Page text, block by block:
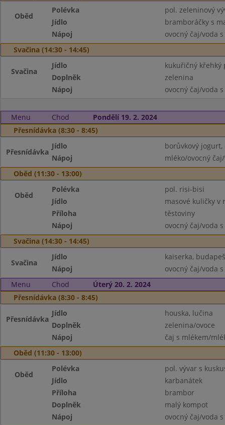
Oběd
Polévka
pol. zeleninový
Jídlo
bramboráčky s
Nápoj
ovocný čaj/voda
Svačina (14:30 - 14:45)
Svačina
Jídlo
kukuřičný křehký
Doplněk
zelenina
Nápoj
ovocný čaj/voda
Menu Chod
Pondělí 19. 2. 2024
Přesnídávka (8:30 - 8:45)
Přesnídávka
Jídlo
borůvkový
Nápoj
mléko/ovocný
Oběd (11:30 - 13:00)
Oběd
Polévka
pol. risi-bisi
Jídlo
masové kuličky v
Příloha
těstoviny
Nápoj
ovocný čaj/voda
Svačina (14:30 - 14:45)
Svačina
Jídlo
kaiserka,
Nápoj
ovocný čaj/voda
Menu
Chod
Úterý 20. 2. 2024
Přesnídávka (8:30 - 8:45)
Přesnídávka
Jídlo
houska, lučina
Doplněk
zelenina/ovoce
Nápoj
čaj s mlékem/
Oběd (11:30 - 13:00)
Oběd
Polévka
pol. vývar s
Jídlo
karbanátek
Příloha
brambor
Doplněk
malý kompot
Nápoj
ovocný čaj/voda